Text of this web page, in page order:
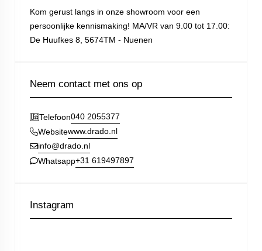
Kom gerust langs in onze showroom voor een
persoonlijke kennismaking! MA/VR van 9.00 tot 17.00:
De Huufkes 8, 5674TM - Nuenen
Neem contact met ons op
Telefoon040 2055377
Websitewww.drado.nl
info@drado.nl
Whatsapp+31 619497897
Instagram